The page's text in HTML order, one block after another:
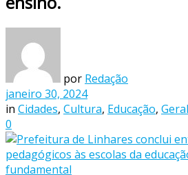
por Redação
janeiro 30, 2024
in Cidades, Cultura, Educação, Geral
0